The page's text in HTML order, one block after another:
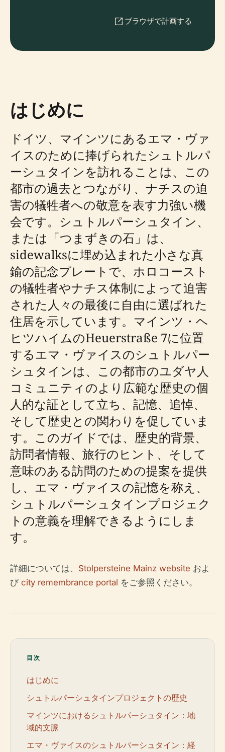
ブラウザで計画する
はじめに
ドイツ、マインツにあるエマ・ヴァ
イスのために捧げられたシュトルパ
ーシュタインを訪れることは、この
都市の過去とつながり、ナチスの迫
害の犠牲者への敬意を表す力強い機
会です。シュトルパーシュタイン、
または「つまずきの石」は、
sidewalksに埋め込まれた小さな真
鍮の記念プレートで、ホロコースト
の犠牲者やナチス体制によって迫害
された人々の最後に自由に選ばれた
住居を示しています。マインツ・ヘ
ヒツハイムのHeuerstraße 7に位置
するエマ・ヴァイスのシュトルパー
シュタインは、この都市のユダヤ人
コミュニティのより広範な歴史の個
人的な証として立ち、記憶、追悼、
そして歴史との関わりを促していま
す。このガイドでは、歴史的背景、
訪問者情報、旅行のヒント、そして
意味のある訪問のための提案を提供
し、エマ・ヴァイスの記憶を称え、
シュトルパーシュタインプロジェク
トの意義を理解できるようにしま
す。
詳細については、 Stolpersteine Mainz website およ
び city remembrance portal をご参照ください。
目次
はじめに
シュトルパーシュタインプロジェクトの歴史
マインツにおけるシュトルパーシュタイン：地
域的文脈
エマ・ヴァイスのシュトルパーシュタイン：経